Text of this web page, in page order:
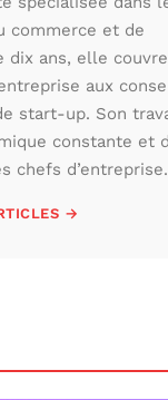
commerce et de
dix ans, elle
aux
start-up. Son
constante et
chefs d’entreprise.
→